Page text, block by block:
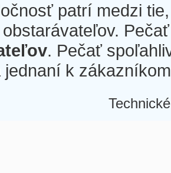
patrí medzi
. Pečať
jednaní k